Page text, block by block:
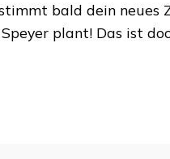
bald dein neues
Speyerplant! Das ist